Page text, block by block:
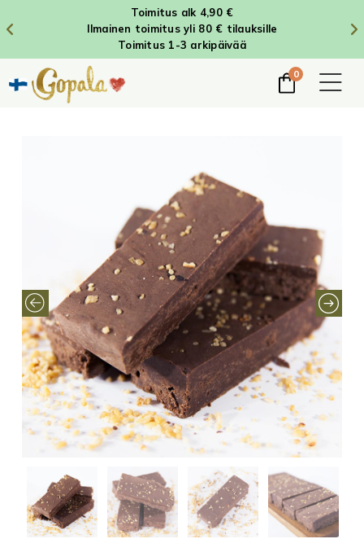
Toimitus alk 4,90 €
Ilmainen toimitus yli 80 € tilauksille
Toimitus 1-3 arkipäivää
0